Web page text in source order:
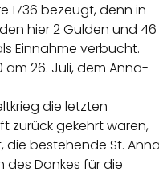
1736 bezeugt, denn in
hier 2 Gulden und 46
Einnahme verbucht.
am 26. Juli, dem Anna-
die letzten
zurück gekehrt waren,
die bestehende St.
des Dankes für die